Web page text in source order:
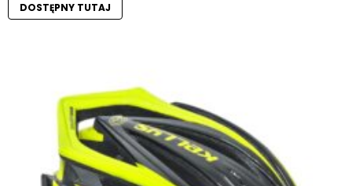
DOSTĘPNY TUTAJ